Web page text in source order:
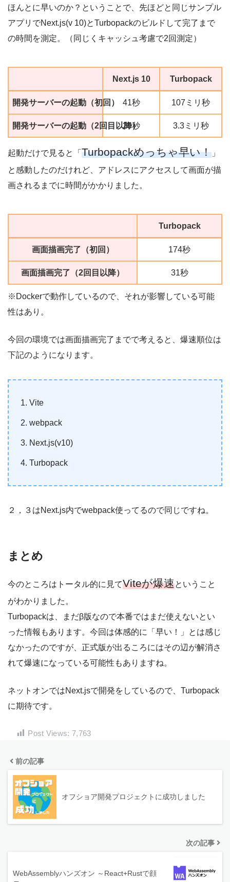
ほんとに早いのか？ということで、先ほどと同じサンプル
アプリでNext.js(v 10)とTurbopackのビルドして完了まで
の時間を測定。（同じくキャッシュ考慮で2回測定）
Next.js 10 Turbopack
開発サーバーの起動（初回） 41秒 107ミリ秒
開発サーバーの起動（2回目以降）
29秒 3.3ミリ秒
起動だけで見ると「 Turbopackめっちゃ早い！ 」
と感動したのだけれど、アドレスにアクセスして画面が描
画されるまでに時間がかかりました。
Turbopack
画面描画完了（初回） 174秒
画面描画完了（2回目以降） 31秒
※Dockerで動作しているので、それが影響している可能
性はあり。
今回の環境では画面描画完了までで考えると、爆速順位は
下記のようになります。
Vite
webpack
Next.js(v10)
Turbopack
２，３はNext.js内でwebpack使ってるので同じですね。
まとめ
今のところはトータル的に見てViteが爆速ということ
がわかりました。
Turbopackは、まだβ版なので本番ではまだ使えないとい
った情報もあります。今回は体感的に「早い！」とは感じ
なかったのですが、正式版が出るころにはその辺が解消さ
れて爆速になっている可能性もありますね。
ネットオンではNext.jsで開発をしているので、Turbopack
に期待です。
Post Views: 7,763
前の記事
オフショア開発プロジェクトに成功しました
次の記事
WebAssemblyハンズオン ～React+Rustで顔